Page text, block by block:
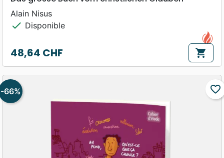
Alain Nisus
check Disponible
Prix
48,64 CHF shopping_cart
-66% favorite_border